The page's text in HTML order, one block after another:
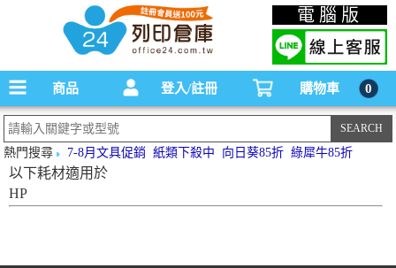
碳粉匣，墨水匣,原廠碳粉匣，副廠碳粉匣，環保碳粉匣,連續供墨印表機-office24列印
倉庫線上購物手機版
電腦版
商品 登入/註冊 購物車 0
熱門搜尋 7-8月文具促銷 紙類下殺中 向日葵85折 綠犀牛85折
以下耗材適用於
HP